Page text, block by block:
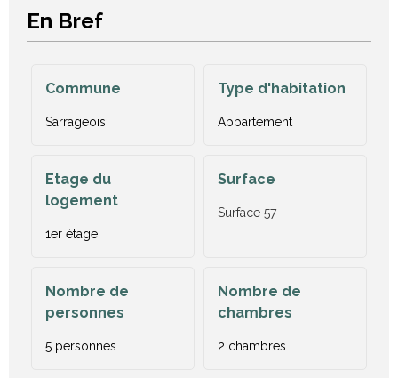
En Bref
Commune
Sarrageois
Type d'habitation
Appartement
Etage du
logement
1er étage
Surface
Surface 57
Nombre de
personnes
5 personnes
Nombre de
chambres
2 chambres